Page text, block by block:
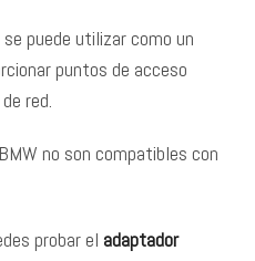
puede utilizar como un
puntos de acceso
red.
no son compatibles con
probar el adaptador